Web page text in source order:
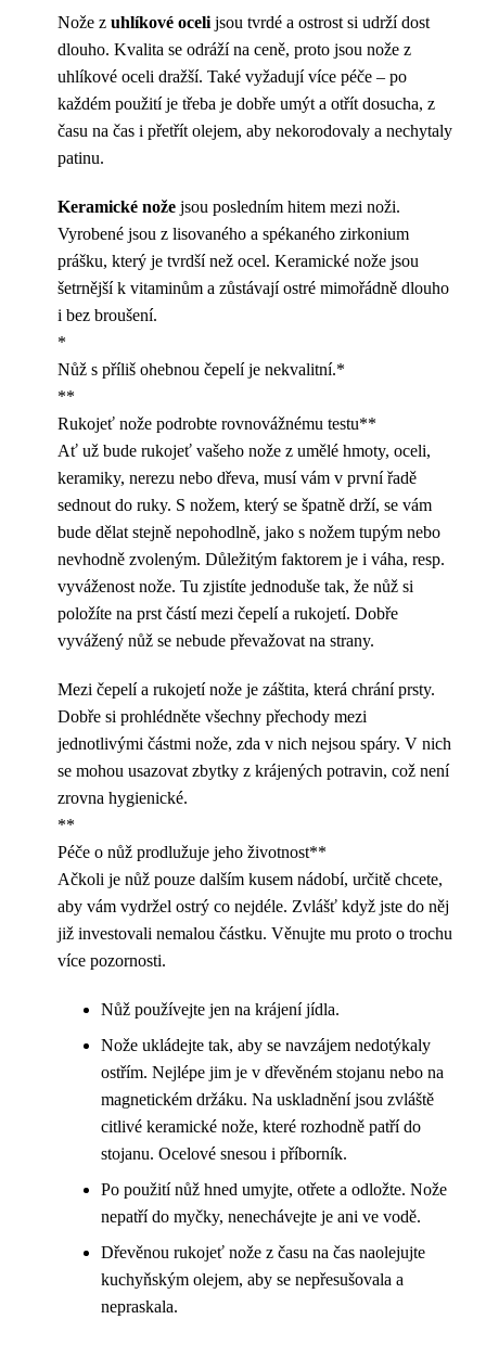
Nože z uhlíkové ocelijsou tvrdé a ostrost si udrží dost
dlouho. Kvalita se odráží na ceně, proto jsou nože z
uhlíkové oceli dražší. Také vyžadují více péče – po
každém použití je třeba je dobře umýt a otřít dosucha, z
času na čas i přetřít olejem, aby nekorodovaly a nechytaly
patinu.
Keramické nože jsou posledním hitem mezi noži.
Vyrobené jsou z lisovaného a spékaného zirkonium
prášku, který je tvrdší než ocel. Keramické nože jsou
šetrnější k vitaminům a zůstávají ostré mimořádně dlouho
i bez broušení.
*
Nůž s příliš ohebnou čepelí je nekvalitní.*
**
Rukojeť nože podrobte rovnovážnému testu**
Ať už bude rukojeť vašeho nože z umělé hmoty, oceli,
keramiky, nerezu nebo dřeva, musí vám v první řadě
sednout do ruky. S nožem, který se špatně drží, se vám
bude dělat stejně nepohodlně, jako s nožem tupým nebo
nevhodně zvoleným. Důležitým faktorem je i váha, resp.
vyváženost nože. Tu zjistíte jednoduše tak, že nůž si
položíte na prst částí mezi čepelí a rukojetí. Dobře
vyvážený nůž se nebude převažovat na strany.
Mezi čepelí a rukojetí nože je záštita, která chrání prsty.
Dobře si prohlédněte všechny přechody mezi
jednotlivými částmi nože, zda v nich nejsou spáry. V nich
se mohou usazovat zbytky z krájených potravin, což není
zrovna hygienické.
**
Péče o nůž prodlužuje jeho životnost**
Ačkoli je nůž pouze dalším kusem nádobí, určitě chcete,
aby vám vydržel ostrý co nejdéle. Zvlášť když jste do něj
již investovali nemalou částku. Věnujte mu proto o trochu
více pozornosti.
Nůž používejte jen na krájení jídla.
Nože ukládejte tak, aby se navzájem nedotýkaly
ostřím. Nejlépe jim je v dřevěném stojanu nebo na
magnetickém držáku. Na uskladnění jsou zvláště
citlivé keramické nože, které rozhodně patří do
stojanu. Ocelové snesou i příborník.
Po použití nůž hned umyjte, otřete a odložte. Nože
nepatří do myčky, nenechávejte je ani ve vodě.
Dřevěnou rukojeť nože z času na čas naolejujte
kuchyňským olejem, aby se nepřesušovala a
nepraskala.